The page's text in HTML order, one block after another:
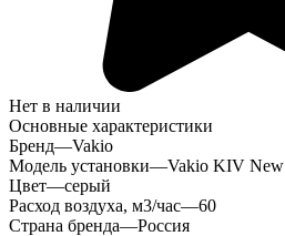
Нет в наличии
Основные характеристики
Бренд—Vakio
Модель установки—Vakio KIV New
Цвет—серый
Расход воздуха, м3/час—60
Страна бренда—Россия